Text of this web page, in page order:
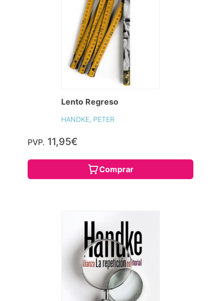
Lento Regreso
HANDKE, PETER
PVP. 11,95€
Comprar